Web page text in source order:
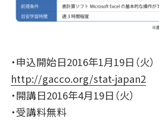
・申込開始日2016年1月19日（火）
http://gacco.org/stat-japan2
・開講日2016年4月19日（火）
・受講料無料